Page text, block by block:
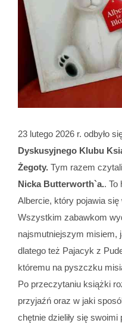
23 lutego 2026 r. odbyło
Dyskusyjnego Klubu
Żegoty. Tym razem
Nicka Butterworth`a.. To
Albercie, który pojawia
Wszystkim zabawkom
najsmutniejszym misiem,
dlatego też Pajacyk z
któremu na pyszczku
Po przeczytaniu książki
przyjaźń oraz w jaki
chętnie dzieliły się